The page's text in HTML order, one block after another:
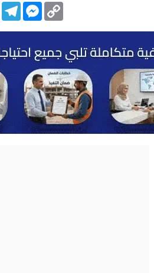
WhatsAppTelegramMessenger